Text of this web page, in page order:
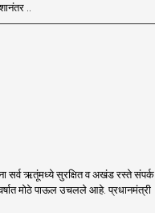
..
सर्व ऋतूंमध्ये सुरक्षित व अखंड रस्ते संपर्क
मोठे पाऊल उचलले आहे. प्रधानमंत्री